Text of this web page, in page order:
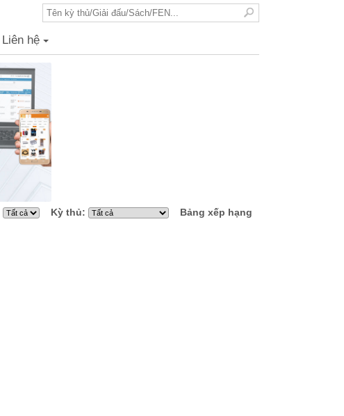
Liên hệ
Kỳ thủ:
Bảng xếp hạng